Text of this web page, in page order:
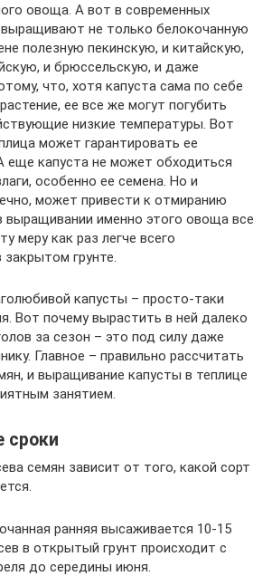
овоща. А вот в современных
выращивают не только белокочанную
полезную пекинскую, и китайскую,
и брюссельскую, и даже
что, хотя капуста сама по себе
ее все же могут погубить
низкие температуры. Вот
может гарантировать ее
еще капуста не может обходиться
особенно ее семена. Но и
может привести к отмиранию
выращивании именно этого овоща все
меру как раз легче всего
грунте.
капусты – просто-таки
Вот почему вырастить в ней далеко
за сезон – это под силу даже
Главное – правильно рассчитать
и выращивание капусты в теплице
занятием.
сроки
семян зависит от того, какой сорт
ранняя высаживается 10-15
в открытый грунт происходит с
до середины июня.